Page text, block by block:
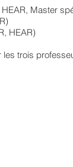
HEAR, Master
HEAR)
les trois